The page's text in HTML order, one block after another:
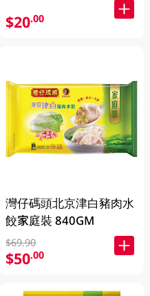
$20.00
灣仔碼頭北京津白豬肉水
餃家庭裝 840GM
$69.90
$50.00